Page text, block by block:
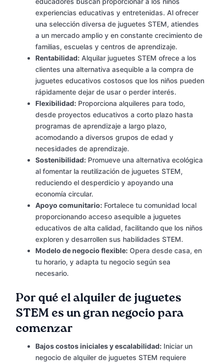
experiencias educativas y entretenidas. Al ofrecer
una selección diversa de juguetes STEM, atiendes
a un mercado amplio y en constante crecimiento de
familias, escuelas y centros de aprendizaje.
Rentabilidad: Alquilar juguetes STEM ofrece a los
clientes una alternativa asequible a la compra de
juguetes educativos costosos que los niños pueden
rápidamente dejar de usar o perder interés.
Flexibilidad: Proporciona alquileres para todo,
desde proyectos educativos a corto plazo hasta
programas de aprendizaje a largo plazo,
acomodando a diversos grupos de edad y
necesidades de aprendizaje.
Sostenibilidad: Promueve una alternativa ecológica
al fomentar la reutilización de juguetes STEM,
reduciendo el desperdicio y apoyando una
economía circular.
Apoyo comunitario: Fortalece tu comunidad local
proporcionando acceso asequible a juguetes
educativos de alta calidad, facilitando que los niños
exploren y desarrollen sus habilidades STEM.
Modelo de negocio flexible: Opera desde casa, en
tu horario, y adapta tu negocio según sea
necesario.
Por qué el alquiler de juguetes
STEM es un gran negocio para
comenzar
Bajos costos iniciales y escalabilidad: Iniciar un
negocio de alquiler de juguetes STEM requiere